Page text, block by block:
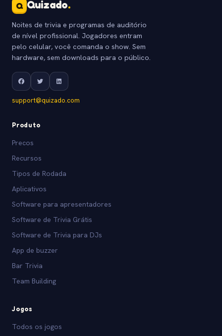
Q Quizado.
Noites de trivia e programas de auditório
de nível profissional. Jogadores entram
pelo celular, você comanda o show. Sem
hardware, sem downloads para o público.
support@quizado.com
Produto
Precos
Recursos
Tipos de Rodada
Aplicativos
Software para apresentadores
Software de Trivia Grátis
Software de Trivia para DJs
App de buzzer
Bar Trivia
Team Building
Jogos
Todos os jogos